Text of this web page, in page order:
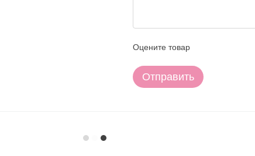
Оцените товар
Отправить